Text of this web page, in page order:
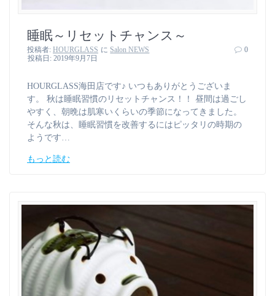
睡眠～リセットチャンス～
投稿者: HOURGLASS に Salon NEWS
投稿日: 2019年9月7日
0
HOURGLASS海田店です♪ いつもありがとうございま
す。 秋は睡眠習慣のリセットチャンス！！ 昼間は過ごし
やすく、朝晩は肌寒いくらいの季節になってきました。
そんな秋は、睡眠習慣を改善するにはピッタリの時期の
ようです…
もっと読む